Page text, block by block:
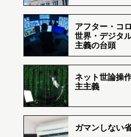
アフター・コ
世界・デジタ
主義の台頭
ネット世論操
主主義
ガマンしない